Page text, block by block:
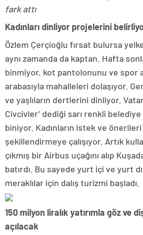
fark attı
Kadınları dinliyor projelerini
Özlem Çerçioğlu fırsat bulursa
aynı zamanda da kaptan. Hafta
binmiyor, kot pantolonunu ve spor
arabasıyla mahalleleri dolaşıyor.
ve yaşlıların dertlerini dinliyor.
Civcivler’ dediği sarı renkli
biniyor. Kadınların istek ve önerileri
şekillendirmeye çalışıyor. Artık
çıkmış bir Airbus uçağını alıp
batırdı. Bu sayede yurt içi ve yurt
meraklılar için dalış turizmi başladı.
150 milyon liralık yatırımla göz ve
açılacak